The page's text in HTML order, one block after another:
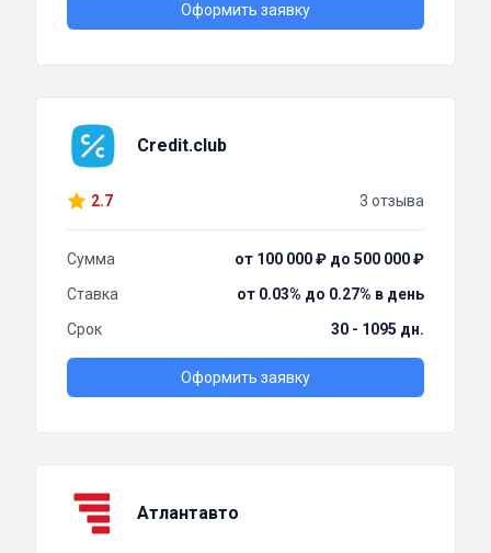
Оформить заявку
Credit.club
2.7 3 отзыва
Сумма
от 100 000 ₽ до 500 000 ₽
Ставка
от 0.03% до 0.27% в день
Срок
30 - 1095 дн.
Оформить заявку
Атлантавто